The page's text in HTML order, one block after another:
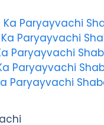
Ka Paryayvachi
Paryayvachi
Paryayvachi
Paryayvachi
Paryayvachi